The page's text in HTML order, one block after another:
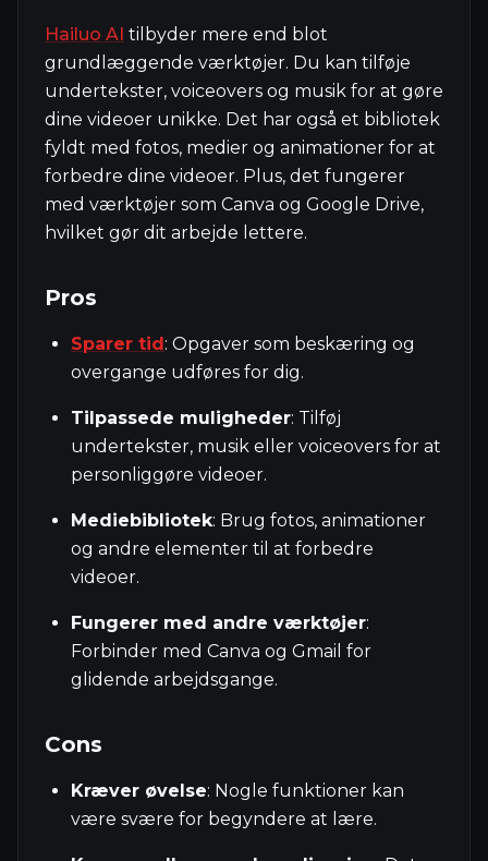
Hailuo AI tilbyder mere end blot
grundlæggende værktøjer. Du kan tilføje
undertekster, voiceovers og musik for at gøre
dine videoer unikke. Det har også et bibliotek
fyldt med fotos, medier og animationer for at
forbedre dine videoer. Plus, det fungerer
med værktøjer som Canva og Google Drive,
hvilket gør dit arbejde lettere.
Pros
Sparer tid: Opgaver som beskæring og
overgange udføres for dig.
Tilpassede muligheder: Tilføj
undertekster, musik eller voiceovers for at
personliggøre videoer.
Mediebibliotek: Brug fotos, animationer
og andre elementer til at forbedre
videoer.
Fungerer med andre værktøjer:
Forbinder med Canva og Gmail for
glidende arbejdsgange.
Cons
Kræver øvelse: Nogle funktioner kan
være svære for begyndere at lære.